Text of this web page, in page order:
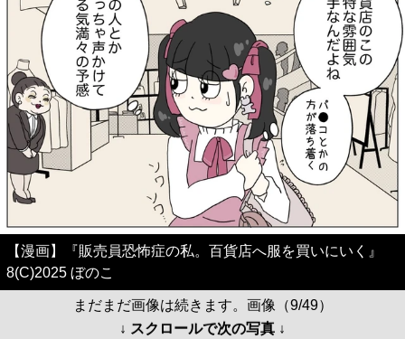
【漫画】『販売員恐怖症の私。百貨店へ服を買いにいく』
8(C)2025 ぼのこ
まだまだ画像は続きます。画像（9/49）
↓ スクロールで次の写真 ↓